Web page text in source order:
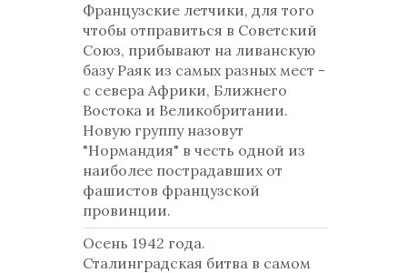
Французские летчики, для того
чтобы отправиться в Советский
Союз, прибывают на ливанскую
базу Раяк из самых разных мест -
с севера Африки, Ближнего
Востока и Великобритании.
Новую группу назовут
"Нормандия" в честь одной из
наиболее пострадавших от
фашистов французской
провинции.
Осень 1942 года.
Сталинградская битва в самом